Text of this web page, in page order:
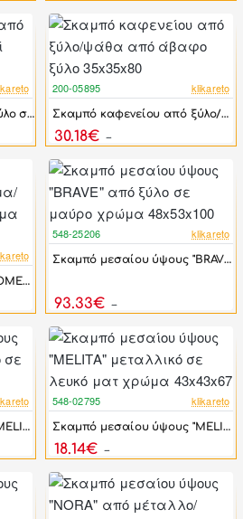
Σκαμπό καφενείου από ξύλο σε χρώμα καρυδί 40x42x105
-46%
200-05895 klikareto
Σκαμπό καφενείου από ξύλο/ψάθα από άβαφο ξύλο 35x35x80
30.18€
Σκαμπό με υποπόδιο "DROMEN" από ύφασμα/χρώμιο σε μαύρο χρώμα 48x60x130
-44%
548-25206 klikareto
Σκαμπό μεσαίου ύψους "BRAVE" από ξύλο σε μαύρο χρώμα 48x53x100
93.33€
Σκαμπό μεσαίου ύψους "MELITA" από μέταλλο σε χρώμα λαδί 43x43x67
-44%
548-02795 klikareto
Σκαμπό μεσαίου ύψους "MELITA" μεταλλικό σε λευκό ματ χρώμα 43x43x67
18.14€